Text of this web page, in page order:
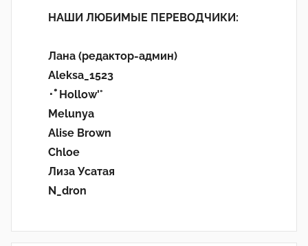
НАШИ ЛЮБИМЫЕ ПЕРЕВОДЧИКИ:
Лана (редактор-админ)
Aleksa_1523
･ﾟHollow'°
Melunya
Alise Brown
Chloe
Лиза Усатая
N_dron